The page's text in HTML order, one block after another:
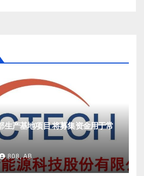
生产基地项目 将募集资金用于常
808, AB